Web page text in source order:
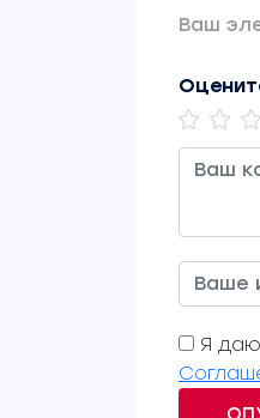
Ваш
Я